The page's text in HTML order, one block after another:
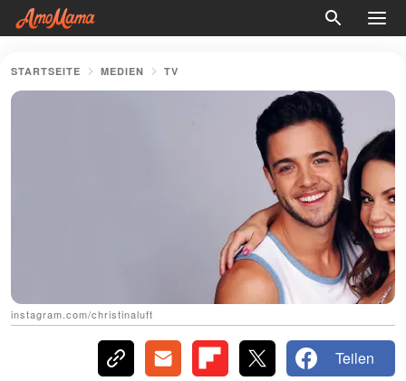
STARTSEITE MEDIEN TV
instagram.com/christinaluft
Teilen